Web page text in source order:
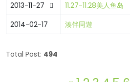
2013-11-27
11.27-11.28美人鱼岛
2014-02-17
湊伴同遊
Total Post: 494